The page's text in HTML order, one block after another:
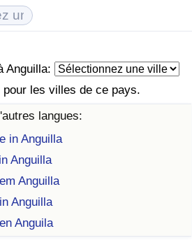
Anguilla:
pour les villes de ce pays.
langues:
in Anguilla
Anguilla
Anguilla
Anguilla
Anguila
(Actuel)
par pays
(Actuel)
par Pays
(Actuel)
par pays